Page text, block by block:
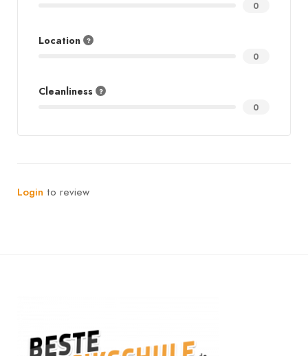
0
Location
0
Cleanliness
0
Login to review